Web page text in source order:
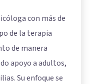
con más de
de la terapia
de manera
apoyo a adultos,
Su enfoque se